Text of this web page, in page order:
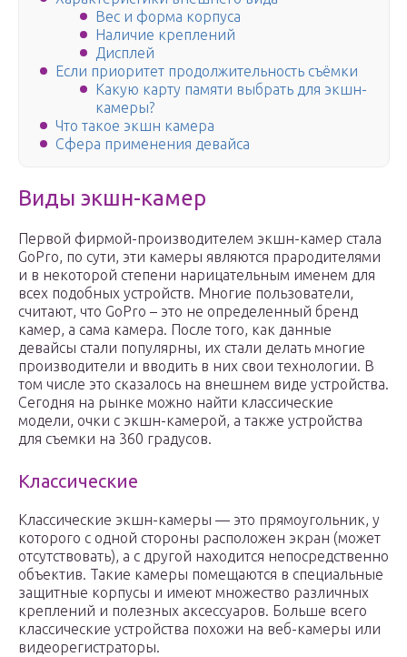
Вес и форма корпуса
Наличие креплений
Дисплей
Если приоритет продолжительность съёмки
Какую карту памяти выбрать для экшн-
камеры?
Что такое экшн камера
Сфера применения девайса
Виды экшн-камер
Первой фирмой-производителем экшн-камер стала
GoPro, по сути, эти камеры являются прародителями
и в некоторой степени нарицательным именем для
всех подобных устройств. Многие пользователи,
считают, что GoPro – это не определенный бренд
камер, а сама камера. После того, как данные
девайсы стали популярны, их стали делать многие
производители и вводить в них свои технологии. В
том числе это сказалось на внешнем виде устройства.
Сегодня на рынке можно найти классические
модели, очки с экшн-камерой, а также устройства
для съемки на 360 градусов.
Классические
Классические экшн-камеры — это прямоугольник, у
которого с одной стороны расположен экран (может
отсутствовать), а с другой находится непосредственно
объектив. Такие камеры помещаются в специальные
защитные корпусы и имеют множество различных
креплений и полезных аксессуаров. Больше всего
классические устройства похожи на веб-камеры или
видеорегистраторы.